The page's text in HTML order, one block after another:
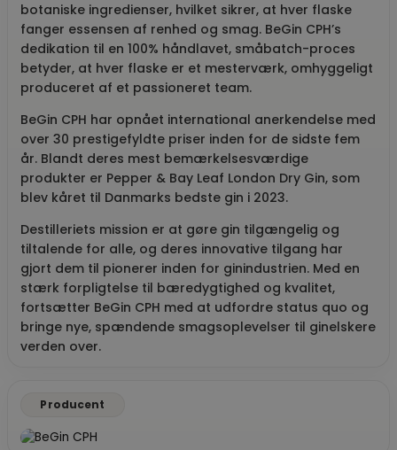
botaniske ingredienser, hvilket sikrer, at hver flaske
fanger essensen af renhed og smag. BeGin CPH’s
dedikation til en 100% håndlavet, småbatch-proces
betyder, at hver flaske er et mesterværk, omhyggeligt
produceret af et passioneret team.
BeGin CPH har opnået international anerkendelse med
over 30 prestigefyldte priser inden for de sidste fem
år. Blandt deres mest bemærkelsesværdige
produkter er Pepper & Bay Leaf London Dry Gin, som
blev kåret til Danmarks bedste gin i 2023.
Destilleriets mission er at gøre gin tilgængelig og
tiltalende for alle, og deres innovative tilgang har
gjort dem til pionerer inden for ginindustrien. Med en
stærk forpligtelse til bæredygtighed og kvalitet,
fortsætter BeGin CPH med at udfordre status quo og
bringe nye, spændende smagsoplevelser til ginelskere
verden over.
Producent